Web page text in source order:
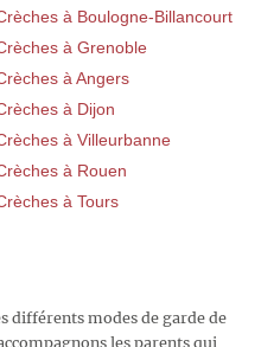
à Boulogne-Billancourt
à Grenoble
à Angers
à Dijon
à Villeurbanne
à Rouen
à Tours
différents modes de garde de
les parents qui